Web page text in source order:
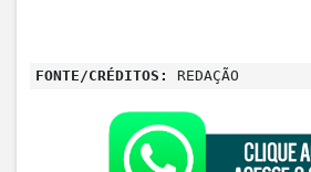
FONTE/CRÉDITOS: REDAÇÃO